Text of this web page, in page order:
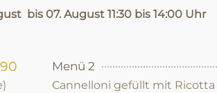
bis 07. August 11:30 bis 14:00 Uhr
Menü 2
Cannelloni gefüllt mit